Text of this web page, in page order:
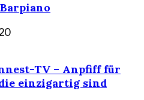
TV – Anpfiff für
einzigartig sind